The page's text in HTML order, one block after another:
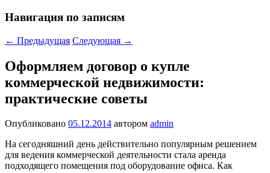
Навигация по записям
← Предыдущая Следующая →
Оформляем договор о купле
коммерческой недвижимости:
практические советы
Опубликовано 05.12.2014 автором admin
На сегодняшний день действительно популярным решением
для ведения коммерческой деятельности стала аренда
подходящего помещения под оборудование офиса. Как